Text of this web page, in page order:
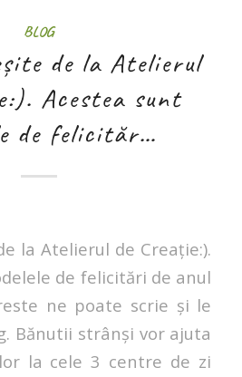
BLOG
de la Atelierul
Acestea sunt
de felicităr…
la Atelierul de Creație:).
de felicitări de anul
ne poate scrie și le
Bănutii strânși vor ajuta
la cele 3 centre de zi